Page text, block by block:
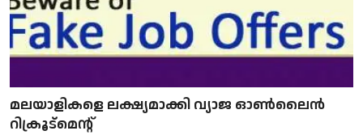
മലയാളികളെ ലക്ഷ്യമാക്കി വ്യാജ ഓൺലൈൻ
റിക്രൂട്മെന്റ്